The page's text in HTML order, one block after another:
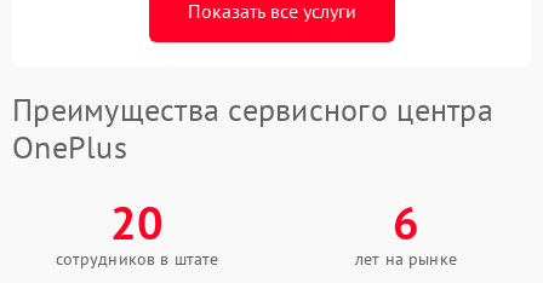
Показать все услуги
Преимущества сервисного центра
OnePlus
20
сотрудников в штате
6
лет на рынке